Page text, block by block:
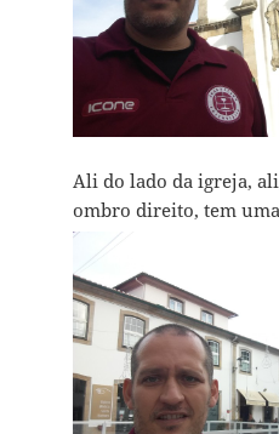
Ali do lado da igreja,
ombro direito, tem